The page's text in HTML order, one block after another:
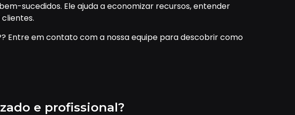
sucedidos. Ele ajuda a economizar recursos, entender
Entre em contato com a nossa equipe para descobrir como
e profissional?